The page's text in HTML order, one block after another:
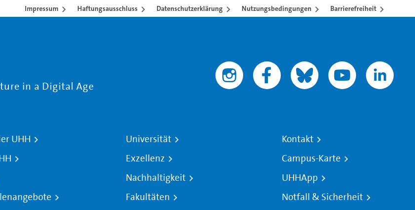
Impressum Haftungsausschluss Datenschutzerklärung Nutzungsbedingungen Barrierefreiheit
in a Digital Age
UHH
Universität
Exzellenz
Nachhaltigkeit
Fakultäten
Kontakt
Campus-Karte
UHHApp
Notfall & Sicherheit